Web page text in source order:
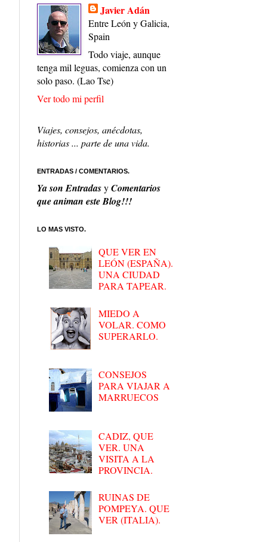
Javier Adán
Entre León y Galicia,
Spain
Todo viaje, aunque
tenga mil leguas, comienza con un
solo paso. (Lao Tse)
Ver todo mi perfil
Viajes, consejos, anécdotas,
historias ... parte de una vida.
ENTRADAS / COMENTARIOS.
Ya sonEntradasyComentarios
que animan este Blog!!!
LO MAS VISTO.
QUE VER EN
LEÓN (ESPAÑA).
UNA CIUDAD
PARA TAPEAR.
MIEDO A
VOLAR. COMO
SUPERARLO.
CONSEJOS
PARA VIAJAR A
MARRUECOS
CADIZ, QUE
VER. UNA
VISITA A LA
PROVINCIA.
RUINAS DE
POMPEYA. QUE
VER (ITALIA).